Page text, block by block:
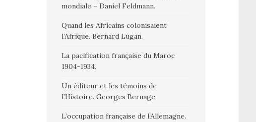
mondiale – Daniel Feldmann.
Quand les Africains colonisaient
l’Afrique. Bernard Lugan.
La pacification française du Maroc
1904-1934.
Un éditeur et les témoins de
l’Histoire. Georges Bernage.
L’occupation française de l’Allemagne.